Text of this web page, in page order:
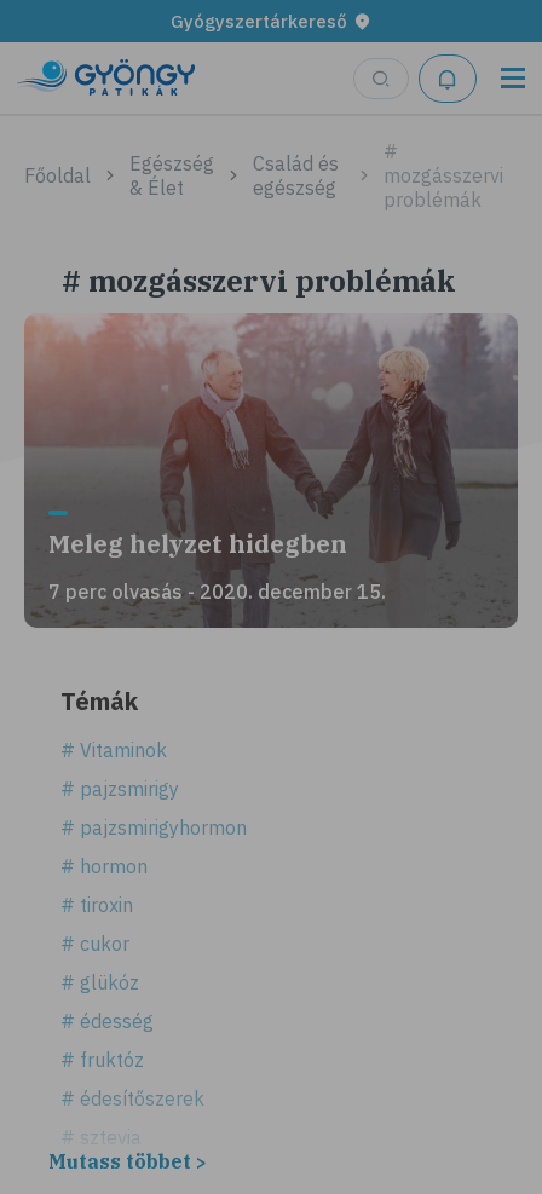
Gyógyszertárkereső
Főoldal
Egészség
& Élet
Család és
egészség
#
mozgásszervi
problémák
# mozgásszervi problémák
Meleg helyzet hidegben
7 perc olvasás - 2020. december 15.
Témák
# Vitaminok
# pajzsmirigy
# pajzsmirigyhormon
# hormon
# tiroxin
# cukor
# glükóz
# édesség
# fruktóz
# édesítőszerek
# sztevia
# fogadalom
Mutass többet >